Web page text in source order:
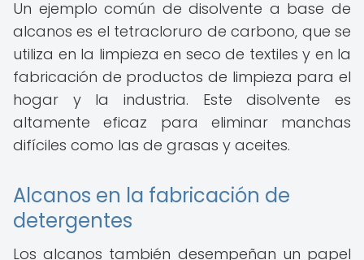
Un ejemplo común de disolvente a base de
alcanos es el tetracloruro de carbono, que se
utiliza en la limpieza en seco de textiles y en la
fabricación de productos de limpieza para el
hogar y la industria. Este disolvente es
altamente eficaz para eliminar manchas
difíciles como las de grasas y aceites.
Alcanos en la fabricación de
detergentes
Los alcanos también desempeñan un papel